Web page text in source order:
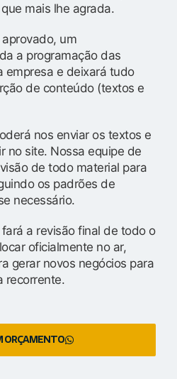
mais lhe agrada.
um
a programação das
empresa e deixará tudo
de conteúdo (textos e
nos enviar os textos e
no site. Nossa equipe de
de todo material para
os padrões de
necessário.
a revisão final de todo o
oficialmente no ar,
gerar novos negócios para
recorrente.
ORÇAMENTO